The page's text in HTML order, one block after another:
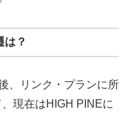
は？
、リンク・プランに所
現在はHIGH PINEに